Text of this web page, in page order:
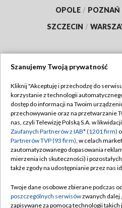
OPOLE / POZNAŃ
SZCZECIN /
Abonament TVP
Emisja w TVP
Centrum informacji TVP
Naziemna Telewizja Cyfrowa
Rada Programowa
Polityka
Moje
Szanujemy Twoją prywatność
Kliknij "Akceptuję i przechodzę do
korzystanie z technologii
dostęp do informacji na Twoim
przechowywanie oraz na przetwarzanie
nas, czyli Telewizję Polską S.A. w
Zaufanych Partnerów z IAB* (1201 firm)
Partnerów TVP (93 firm), w celach
zautomatyzowanego dopasowania
mierzenia ich skuteczności) i
także zgody na udostępnianie przez nas
Twoje dane osobowe zbierane podczas
poszczególnych serwisówzwanych dalej
zapisywane za pomocą technologii